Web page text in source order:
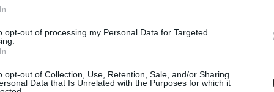
opt-out of processing my Personal Data for Targeted
opt-out of Collection, Use, Retention, Sale, and/or Sharing
Data that Is Unrelated with the Purposes for which it
az Ausztrál Nagydíj, radikális lépésre